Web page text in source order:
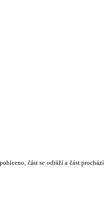
část se odráží a část prochází